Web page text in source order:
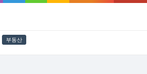
부동산